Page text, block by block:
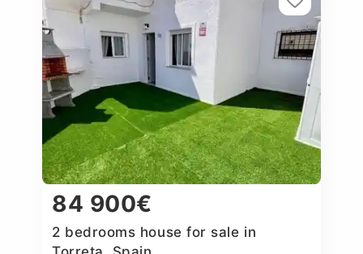
84 900€
2 bedrooms house for sale in